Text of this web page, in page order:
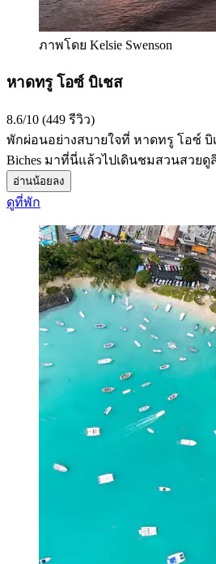
ภาพโดย Kelsie Swenson
หาดทรู โอซ์ บิเชส
8.6/10 (449 รีวิว)
พักผ่อนอย่างสบายใจที่ หาดทรู โอซ์ บิ
Biches มาที่นี่แล้วไปเดินชมสวนสวยดู
อ่านน้อยลง
ดูที่พัก